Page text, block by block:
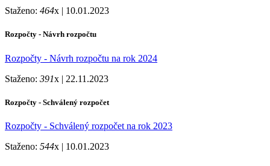
Staženo: 464x | 10.01.2023
Rozpočty - Návrh rozpočtu
Rozpočty - Návrh rozpočtu na rok 2024
Staženo: 391x | 22.11.2023
Rozpočty - Schválený rozpočet
Rozpočty - Schválený rozpočet na rok 2023
Staženo: 544x | 10.01.2023